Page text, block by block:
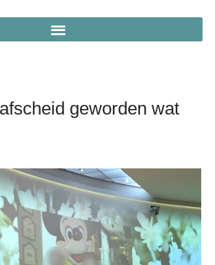
geworden wat